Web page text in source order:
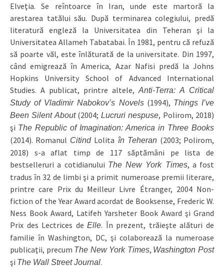
Elveţia. Se reîntoarce în Iran, unde este martoră la
arestarea tatălui său. După terminarea colegiului, predă
literatură engleză la Universitatea din Teheran şi la
Universitatea Allameh Tabatabai. În 1981, pentru că refuză
să poarte văl, este înlăturată de la universitate. Din 1997,
când emigrează în America, Azar Nafisi predă la Johns
Hopkins University School of Advanced International
Studies. A publicat, printre altele,Anti‑Terra: A Critical
Study of Vladimir Nabokov’s Novels(1994), Things I’ve
Been Silent About(2004; Lucruri nespuse, Polirom, 2018)
şi The Republic of Imagination: America in Three Books
(2014). Romanul Citind Lolita în Teheran (2003; Polirom,
2018) s‑a aflat timp de 117 săptămâni pe lista de
bestselleruri a cotidianului The New York Times, a fost
tradus în 32 de limbi şi a primit numeroase premii literare,
printre care Prix du Meilleur Livre Étranger, 2004 Non-
fiction of the Year Award acordat de Booksense, Frederic W.
Ness Book Award, Latifeh Yarsheter Book Award şi Grand
Prix des Lectrices deElle. În prezent, trăieşte alături de
familie în Washington, DC, şi colaborează la numeroase
publicaţii, precum The New York Times, Washington Post
şi The Wall Street Journal.